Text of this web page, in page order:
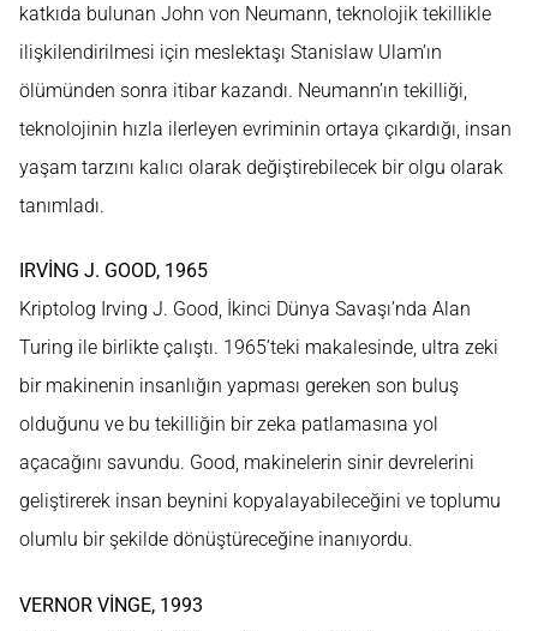
katkıda bulunan John von Neumann, teknolojik tekillikle
ilişkilendirilmesi için meslektaşı Stanislaw Ulam’ın
ölümünden sonra itibar kazandı. Neumann’ın tekilliği,
teknolojinin hızla ilerleyen evriminin ortaya çıkardığı, insan
yaşam tarzını kalıcı olarak değiştirebilecek bir olgu olarak
tanımladı.
IRVİNG J. GOOD, 1965
Kriptolog Irving J. Good, İkinci Dünya Savaşı’nda Alan
Turing ile birlikte çalıştı. 1965’teki makalesinde, ultra zeki
bir makinenin insanlığın yapması gereken son buluş
olduğunu ve bu tekilliğin bir zeka patlamasına yol
açacağını savundu. Good, makinelerin sinir devrelerini
geliştirerek insan beynini kopyalayabileceğini ve toplumu
olumlu bir şekilde dönüştüreceğine inanıyordu.
VERNOR VİNGE, 1993